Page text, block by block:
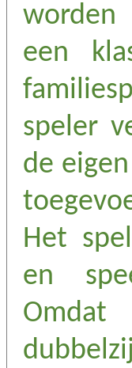
worden
een
speler
de
Het
en
Omdat